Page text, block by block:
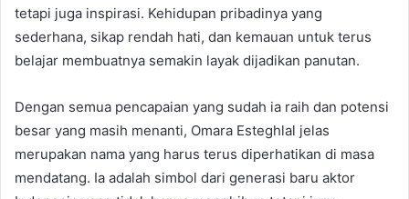
tetapi juga inspirasi. Kehidupan pribadinya yang
sederhana, sikap rendah hati, dan kemauan untuk terus
belajar membuatnya semakin layak dijadikan panutan.
Dengan semua pencapaian yang sudah ia raih dan potensi
besar yang masih menanti, Omara Esteghlal jelas
merupakan nama yang harus terus diperhatikan di masa
mendatang. Ia adalah simbol dari generasi baru aktor